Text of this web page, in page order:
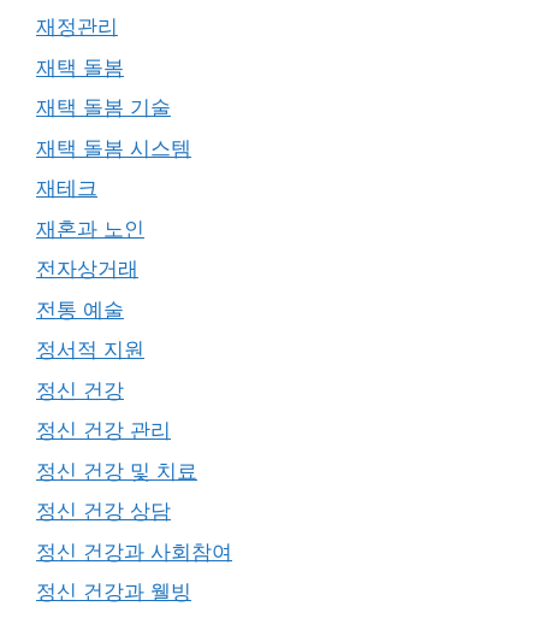
재정관리
재택 돌봄
재택 돌봄 기술
재택 돌봄 시스템
재테크
재혼과 노인
전자상거래
전통 예술
정서적 지원
정신 건강
정신 건강 관리
정신 건강 및 치료
정신 건강 상담
정신 건강과 사회참여
정신 건강과 웰빙